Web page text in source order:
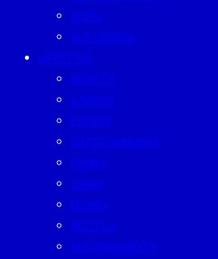
GURU
SUSTAINISM
LIFESTYLE
BEAUTY
CAREER
EATERY
ENTERTAINMENT
FAMILY
LIVING
MONEY
MUTELU
SUSTAINABILITY